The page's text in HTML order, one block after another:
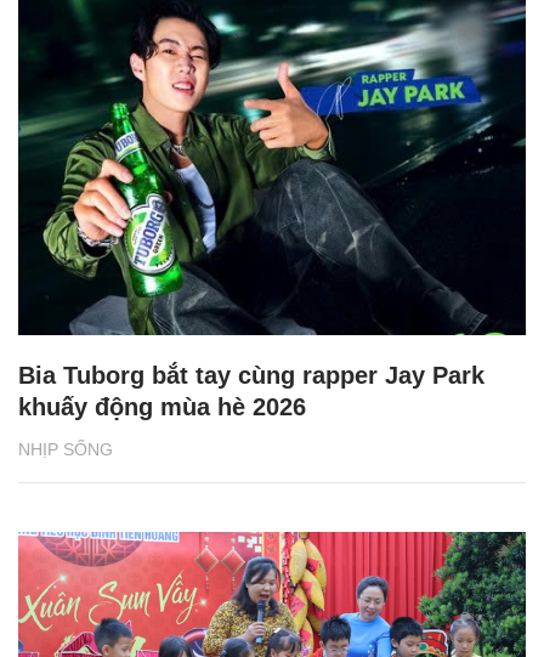
NHỊP SỐNG
Bia Tuborg bắt tay cùng rapper Jay Park
khuấy động mùa hè 2026